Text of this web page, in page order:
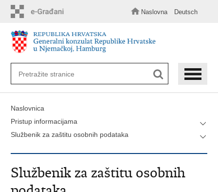
sadržaj
Naslovna Deutsch
Naslovnica
Pristup informacijama
Službenik za zaštitu osobnih podataka
Službenik za zaštitu osobnih